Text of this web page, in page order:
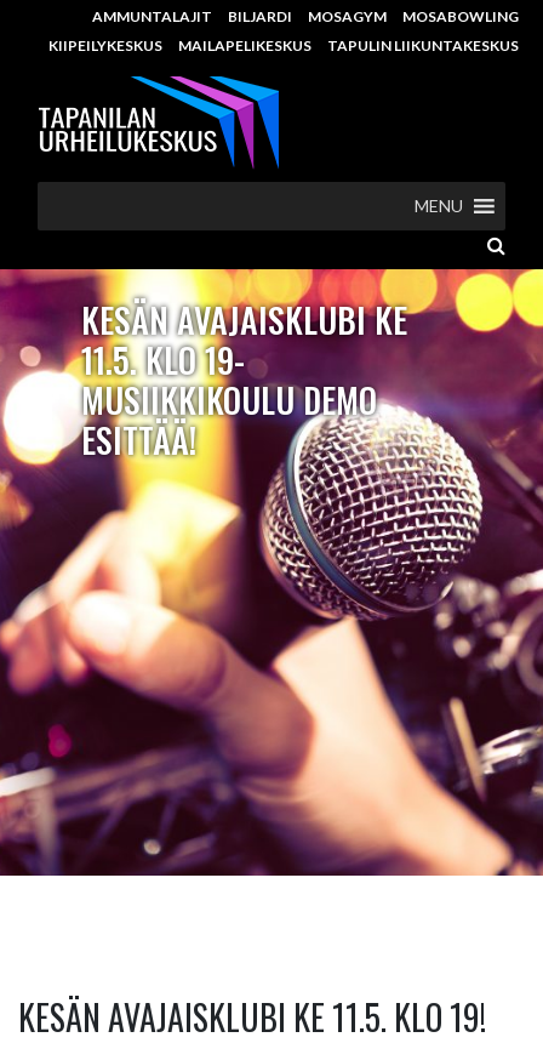
AMMUNTALAJIT BILJARDI MOSAGYM
MOSABOWLING
KIIPEILYKESKUS
MAILAPELIKESKUS TAPULIN LIIKUNTAKESKUS
MENU
KESÄN AVAJAISKLUBI KE
11.5. KLO 19-
MUSIIKKIKOULU DEMO
ESITTÄÄ!
KESÄN AVAJAISKLUBI KE 11.5. KLO 19!